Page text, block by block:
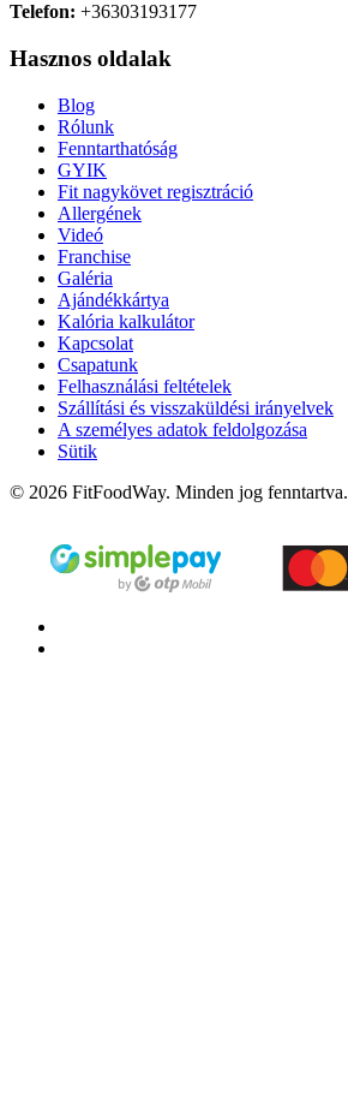
Telefon: +36303193177
Hasznos oldalak
Blog
Rólunk
Fenntarthatóság
GYIK
Fit nagykövet regisztráció
Allergének
Videó
Franchise
Galéria
Ajándékkártya
Kalória kalkulátor
Kapcsolat
Csapatunk
Felhasználási feltételek
Szállítási és visszaküldési irányelvek
A személyes adatok feldolgozása
Sütik
© 2026 FitFoodWay. Minden jog fenntartva.